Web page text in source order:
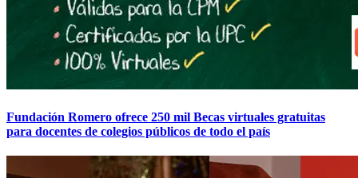
Fundación Romero ofrece 250 mil Becas virtuales gratuitas
para docentes de colegios públicos de todo el país